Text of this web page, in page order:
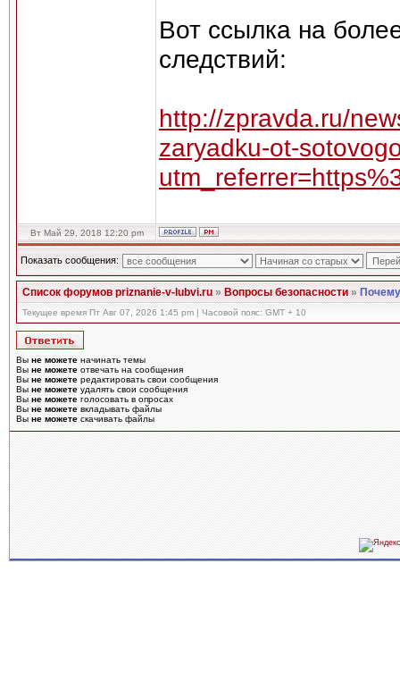
Вот ссылка на
следствий:
http://zpravda.ru/
zaryadku-ot-
Вт Май 29, 2018 12:20 pm
Показать сообщения:
Список форумов priznanie-v-lubvi.ru»Вопросы безопасности»Почему
Текущее время Пт Авг 07, 2026 1:45 pm | Часовой пояс: GMT + 10
Вы не можете начинать темы
Вы не можете отвечать на сообщения
Вы не можете редактировать свои сообщения
Вы не можете удалять свои сообщения
Вы не можете голосовать в опросах
Вы не можете вкладывать файлы
Вы не можете скачивать файлы